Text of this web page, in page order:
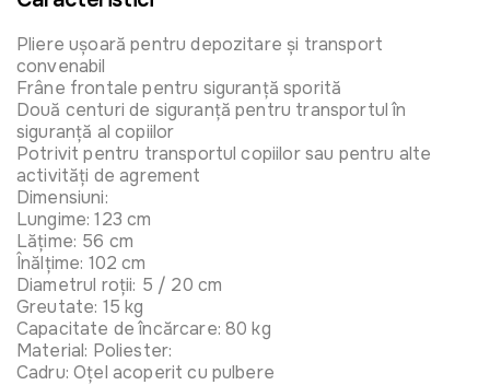
Pliere ușoară pentru depozitare și transport
convenabil
Frâne frontale pentru siguranță sporită
Două centuri de siguranță pentru transportul în
siguranță al copiilor
Potrivit pentru transportul copiilor sau pentru alte
activități de agrement
Dimensiuni:
Lungime: 123 cm
Lățime: 56 cm
Înălțime: 102 cm
Diametrul roții: 5 / 20 cm
Greutate: 15 kg
Capacitate de încărcare: 80 kg
Material: Poliester:
Cadru: Oțel acoperit cu pulbere